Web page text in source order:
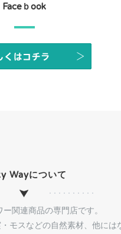
Faceｂook
Wayについて
関連商品の専門店です。
モスなどの自然素材、他には